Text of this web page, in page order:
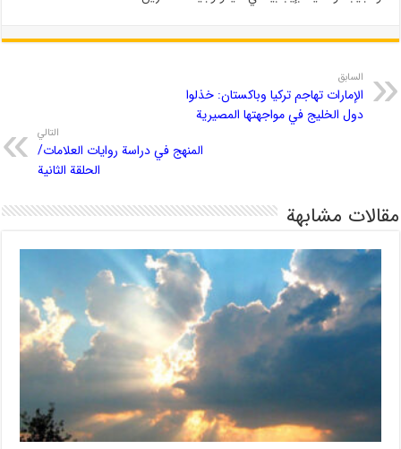
السابق
الإمارات تهاجم تركيا وباكستان: خذلوا
دول الخليج في مواجهتها المصيرية
التالي
المنهج في دراسة روايات العلامات/
الحلقة الثانية
مقالات مشابهة